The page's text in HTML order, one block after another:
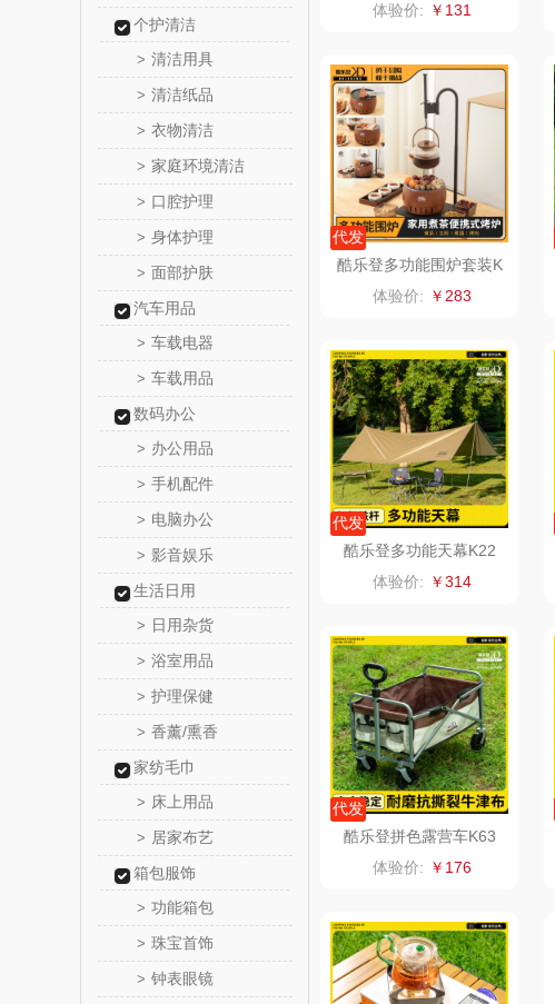
个护清洁
> 清洁用具
> 清洁纸品
> 衣物清洁
> 家庭环境清洁
> 口腔护理
> 身体护理
> 面部护肤
汽车用品
> 车载电器
> 车载用品
数码办公
> 办公用品
> 手机配件
> 电脑办公
> 影音娱乐
生活日用
> 日用杂货
> 浴室用品
> 护理保健
> 香薰/熏香
家纺毛巾
> 床上用品
> 居家布艺
箱包服饰
> 功能箱包
> 珠宝首饰
> 钟表眼镜
骆驼
泸溪河桃酥
汉美驰
先科
八马（包销款）
西屋（小家电）
长寿花
京荟堂
品胜
索爱（个护类）
丸美
果兹
LK
三头鹰
体验价: ￥131
代发
酷乐登多功能围炉套装K
体验价: ￥283
代发
酷乐登多功能天幕K22
体验价: ￥314
代发
酷乐登拼色露营车K63
体验价: ￥176